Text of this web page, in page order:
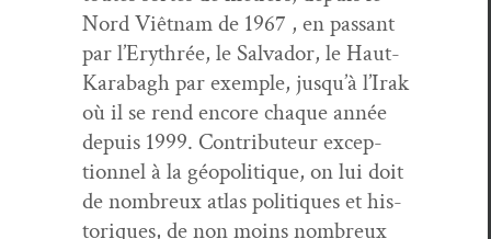
Nord Viêt­nam de 1967 , en pas­sant
par l’Erythrée, le Sal­vador, le Haut-
Karabagh par exem­ple, jusqu’à l’Irak
où il se rend encore chaque année
depuis 1999. Con­tribu­teur excep­
tion­nel à la géopoli­tique, on lui doit
de nom­breux atlas poli­tiques et his­
toriques, de non moins nom­breux